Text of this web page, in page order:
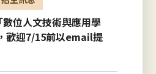
位人文技術與應用學
歡迎7/15前以email提